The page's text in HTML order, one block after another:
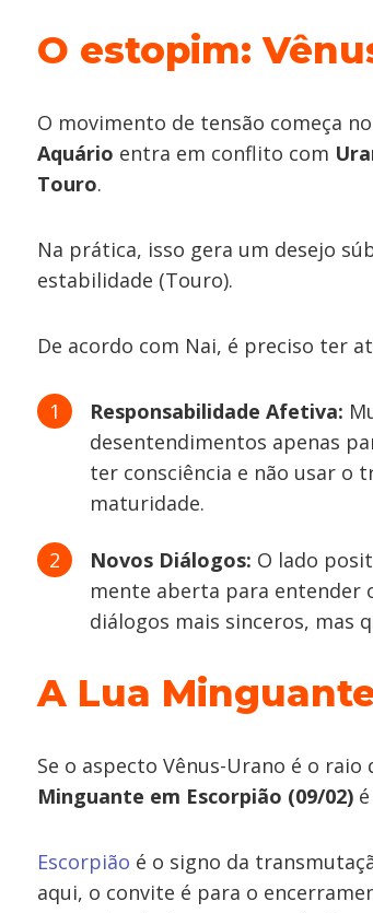
O estopim:
O movimento de tensão começa
Aquário entra em conflito com
Touro.
Na prática, isso gera um desejo
estabilidade (Touro).
De acordo com Nai, é preciso ter
Responsabilidade Afetiva:
desentendimentos apenas
ter consciência e não usar o
maturidade.
Novos Diálogos: O lado
mente aberta para entender
diálogos mais sinceros, mas
A Lua
Se o aspecto Vênus-Urano é o
Minguante em Escorpião (09/02)
Escorpião é o signo da
aqui, o convite é para o